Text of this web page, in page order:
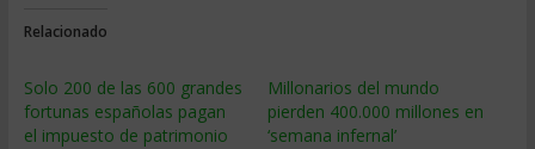
Relacionado
Solo 200 de las 600 grandes
fortunas españolas pagan
el impuesto de patrimonio
Millonarios del mundo
pierden 400.000 millones en
‘semana infernal’